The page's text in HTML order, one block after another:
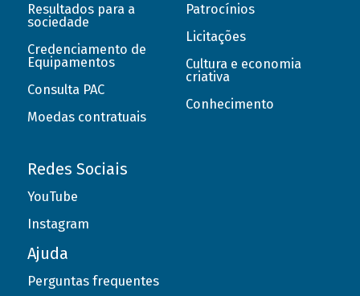
Resultados para a
sociedade
Credenciamento de
Equipamentos
Consulta PAC
Moedas contratuais
Patrocínios
Licitações
Cultura e economia
criativa
Conhecimento
Redes Sociais
YouTube
Instagram
Ajuda
Perguntas frequentes